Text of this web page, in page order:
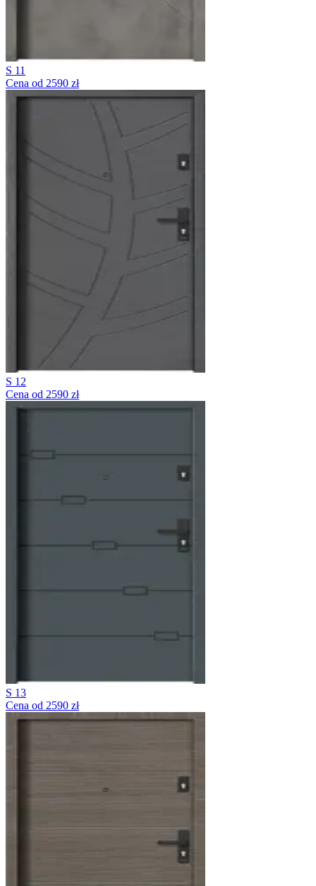
S 11
Cena od 2590 zł
S 12
Cena od 2590 zł
S 13
Cena od 2590 zł